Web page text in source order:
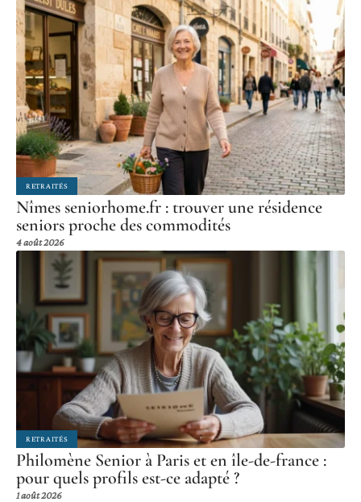
RETRAITÉS
Nîmes seniorhome.fr : trouver une résidence
seniors proche des commodités
4 août 2026
RETRAITÉS
Philomène Senior à Paris et en île-de-france :
pour quels profils est-ce adapté ?
1 août 2026